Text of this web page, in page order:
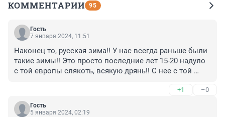
КОММЕНТАРИИ 95
Гость
7 января 2024, 11:51
Наконец то, русская зима!! У нас всегда раньше были
такие зимы!! Это просто последние лет 15-20 надуло
с той европы слякоть, всякую дрянь!! С нее с той
+1 –0
Гость
5 января 2024, 02:19